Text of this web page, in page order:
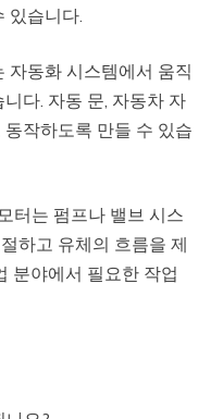
있습니다.
자동화 시스템에서 움직
다. 자동 문, 자동차 자
작하도록 만들 수 있습
터는 펌프나 밸브 시스
하고 유체의 흐름을 제
분야에서 필요한 작업